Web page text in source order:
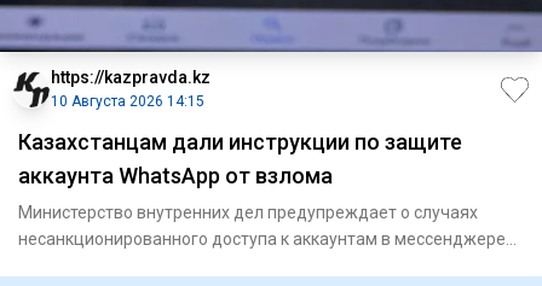
https://kazpravda.kz
10 Августа 2026 14:15
Казахстанцам дали инструкции по защите
аккаунта WhatsApp от взлома
Министерство внутренних дел предупреждает о случаях
несанкционированного доступа к аккаунтам в мессенджере